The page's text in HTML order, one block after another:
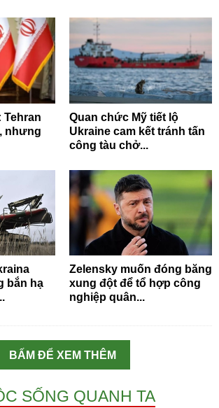
Tehran
nhưng
Quan chức Mỹ tiết lộ
Ukraine cam kết tránh tấn
công tàu chở...
bắn hạ
Zelensky muốn đóng băng
xung đột để tổ hợp công
nghiệp quân...
BẤM ĐỂ XEM THÊM
SỐNG QUANH TA